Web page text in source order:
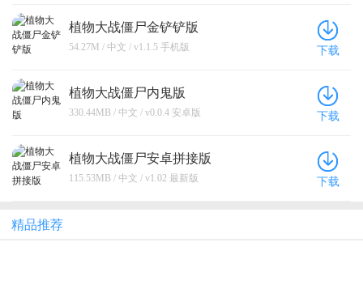
植物大战僵尸金铲铲版
54.27M / 中文 / v1.1.5 手机版 下载
植物大战僵尸内鬼版
330.44MB / 中文 / v0.0.4 安卓版 下载
植物大战僵尸安卓拼接版
115.53MB / 中文 / v1.02 最新版 下载
精品推荐